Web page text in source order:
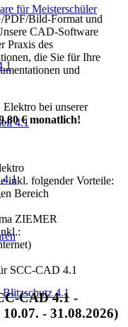
für Meisterschüler
4.1
4.1
PDF/Bild-Format und
CAD-Software
Praxis des
die Sie für Ihre
und
bei unserer
€ monatlich!
inkl. folgender Vorteile:
Bereich
ZIEMER
SCC-CAD 4.1
CAD 4.1 -
- 31.08.2026)